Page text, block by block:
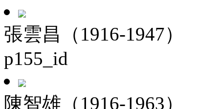
張雲昌（1916-1947）
p155_id
陳智雄（1916-1963）